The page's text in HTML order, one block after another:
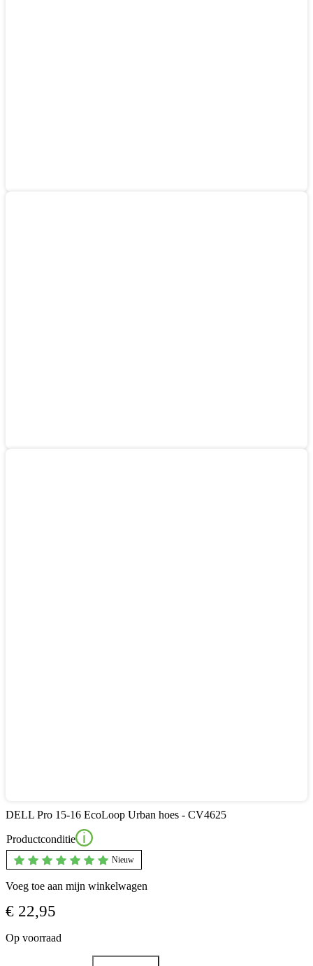
DELL Pro 15-16 EcoLoop Urban hoes - CV4625
Productconditie
Nieuw
Voeg toe aan mijn winkelwagen
€ 22,95
Op voorraad